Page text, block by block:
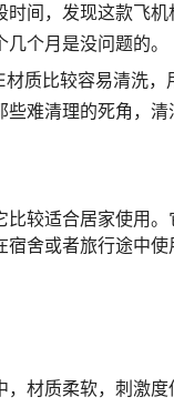
时间，发现这款飞
个月是没问题的。
材质比较容易清洗
难清理的死角，清
较适合居家使用
舍或者旅行途中
，材质柔软，刺激